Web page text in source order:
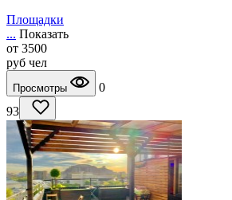
Площадки
... Показать
от 3500
руб чел
Просмотры
0
93